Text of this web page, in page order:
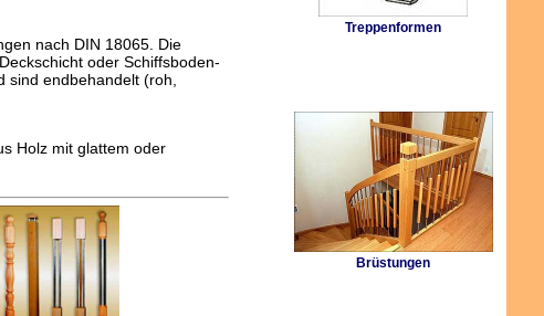
nach DIN 18065. Die
oder Schiffsboden-
endbehandelt (roh,
Holz mit glattem oder
Treppenformen
Brüstungen